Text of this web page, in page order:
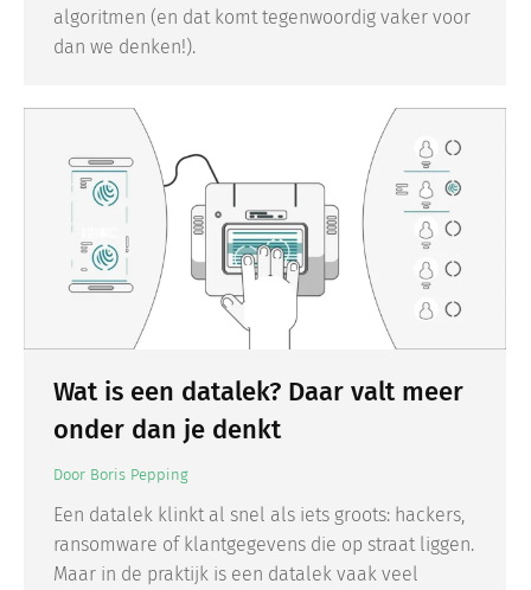
algoritmen (en dat komt tegenwoordig vaker voor
dan we denken!).
Wat is een datalek? Daar valt meer
onder dan je denkt
Door Boris Pepping
Een datalek klinkt al snel als iets groots: hackers,
ransomware of klantgegevens die op straat liggen.
Maar in de praktijk is een datalek vaak veel